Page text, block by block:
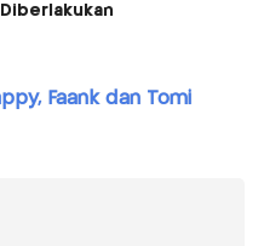
Faank dan Tomi